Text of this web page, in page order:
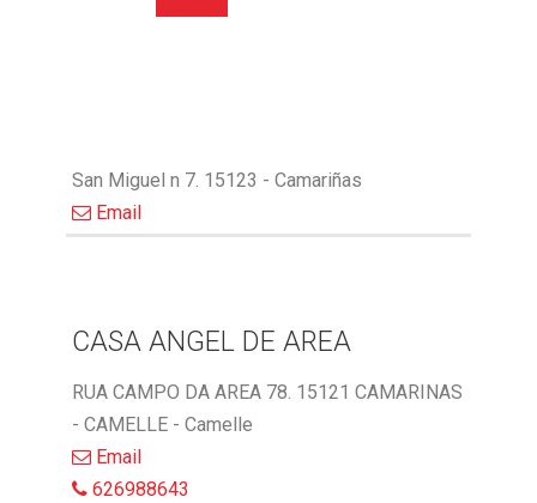
San Miguel n 7. 15123 - Camariñas
Email
CASA ANGEL DE AREA
RUA CAMPO DA AREA 78. 15121 CAMARINAS
- CAMELLE - Camelle
Email
626988643